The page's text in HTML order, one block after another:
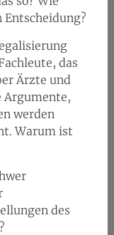
das
Ärzte und
Argumente,
werden
Warum ist
des